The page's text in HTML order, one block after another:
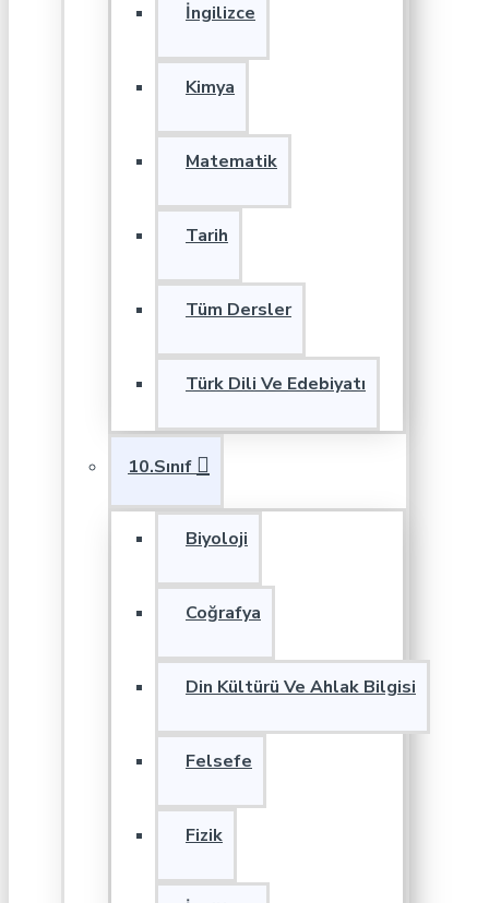
İngilizce
Kimya
Matematik
Tarih
Tüm Dersler
Türk Dili Ve Edebiyatı
10.Sınıf
Biyoloji
Coğrafya
Din Kültürü Ve Ahlak Bilgisi
Felsefe
Fizik